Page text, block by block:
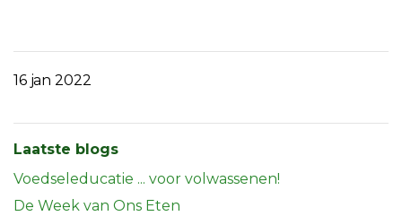
16 jan 2022
Laatste blogs
Voedseleducatie ... voor volwassenen!
De Week van Ons Eten